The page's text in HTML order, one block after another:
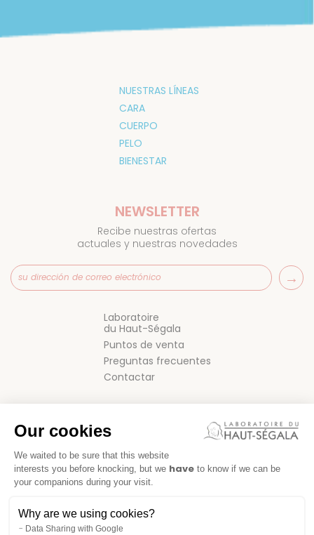
NUESTRAS LÍNEAS
CARA
CUERPO
PELO
BIENESTAR
Laboratoire
du Haut-Ségala
Puntos de venta
Preguntas frecuentes
Contactar
NEWSLETTER
Recibe nuestras ofertas
actuales y nuestras novedades
NOTAS LEGALES
Our cookies
We waited to be sure that this website
interests you before knocking, but we have to know if we can be
your companions during your visit.
Why are we using cookies?
Data Sharing with Google